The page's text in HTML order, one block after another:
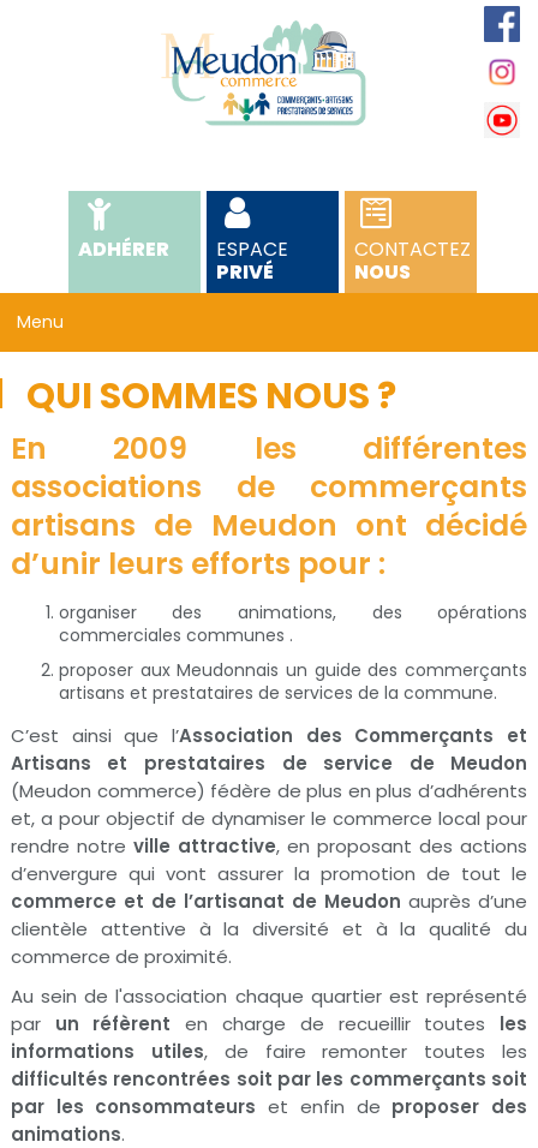
ADHÉRER
ESPACE
PRIVÉ
CONTACTEZ
NOUS
QUI SOMMES NOUS ?
En 2009 les différentes
associations de commerçants
artisans de Meudon ont décidé
d’unir leurs efforts pour :
organiser des animations, des opérations
commerciales communes .
proposer aux Meudonnais un guide des commerçants
artisans et prestataires de services de la commune.
C’est ainsi que l’Association des Commerçants et
Artisans et prestataires de service de Meudon
(Meudon commerce) fédère de plus en plus d’adhérents
et, a pour objectif de dynamiser le commerce local pour
rendre notre ville attractive, en proposant des actions
d’envergure qui vont assurer la promotion de tout le
commerce et de l’artisanat de Meudon auprès d’une
clientèle attentive à la diversité et à la qualité du
commerce de proximité.
Au sein de l'association chaque quartier est représenté
par un réfèrent en charge de recueillir toutes les
informations utiles, de faire remonter toutes les
difficultés rencontrées soit par les commerçants soit
par les consommateurs et enfin de proposer des
animations.